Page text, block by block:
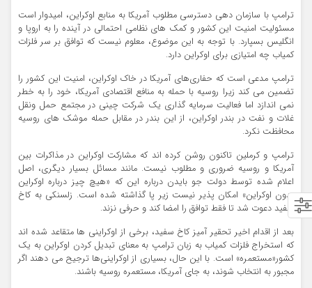
ترامپ با سازمان دهی دسترسی مطلوب آمریکا به منابع اوکراین، امیدوار است
مسئولیت امنیت این کشور و کمک های نظامی احتمالی در آینده را به اروپا و
انگلیس بسپارد. با توجه به این موضوع، معلوم نیست که توافق بر سر فلزات
کمیاب چه امتیازی برای اوکراین دارد.
ترامپ مدعی است که حفاری‌های آمریکا در خاک اوکراین، امنیت این کشور را
تضمین می کند زیرا روسیه با حمله به منافع اقتصادی آمریکا، خود را به خطر
نمی اندازد اما فعالیت سرمایه گذاری یک شرکت چینی در مجتمع حمل ونقل
غلات و نفت در بندر اوکراین، از این بندر در مقابل حمله موشک های روسیه
محافظت نکرد.
ترامپ و کرملین تاکنون روشن کرده اند که مشارکت اوکراین در مذاکرات بین
آمریکا و روسیه ضروری و مطلوب نیست. مانند مسائل بسیار دیگری، اصل
اعلام شده توسط دولت جو بایدن درباره این که «هیچ چیز درباره اوکراین
بدون اوکراین» امکان پذیر نیست زیر پا گذاشته شده است. زلسنکی به کاخ
سفید دعوت شد تا فقط توافق را امضا کند و حرفی نزند.
بعد از اقدام اخیر تحقیر آمیز کاخ سفید، برخی از اوکراینی ها متقاعد شده اند
که استخراج فلزات کمیاب به زبان ترامپ به معنای تبدیل کردن اوکراین به یک
کشور«مستعمره» است. با این حال، بسیاری از اوکراینی‌ها ترجیح می دهند اگر
مجبور به انتخاب شوند، به جای آمریکا، مستعمره روسیه باشند.